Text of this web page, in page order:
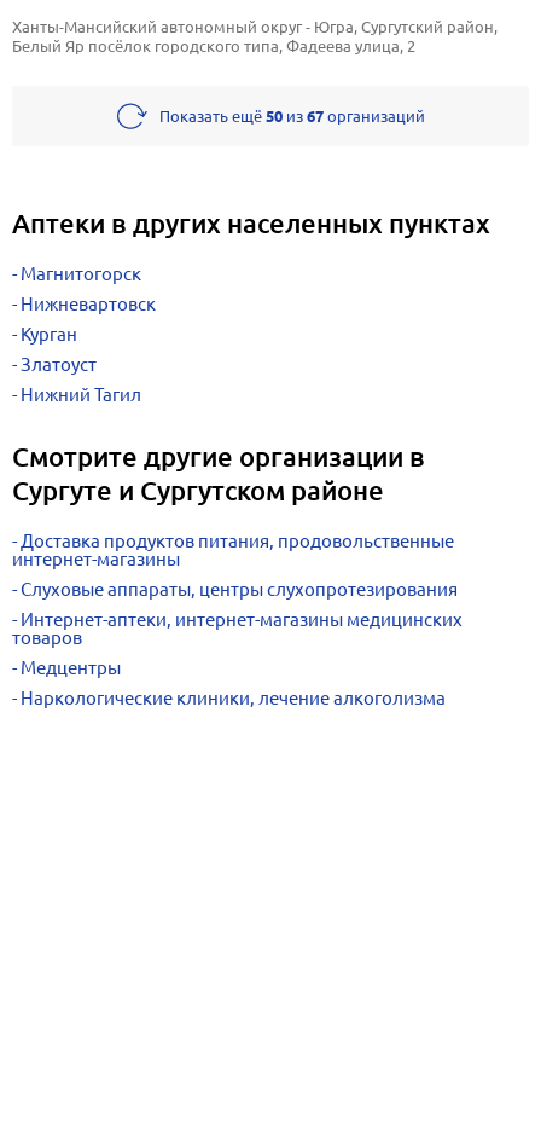
Ханты-Мансийский автономный округ - Югра, Сургутский район,
Белый Яр посёлок городского типа, Фадеева улица, 2
Показать ещё50из67организаций
Аптеки в других населенных пунктах
Магнитогорск
Нижневартовск
Курган
Златоуст
Нижний Тагил
Смотрите другие организации в
Сургуте и Сургутском районе
Доставка продуктов питания, продовольственные
интернет-магазины
Слуховые аппараты, центры слухопротезирования
Интернет-аптеки, интернет-магазины медицинских
товаров
Медцентры
Наркологические клиники, лечение алкоголизма